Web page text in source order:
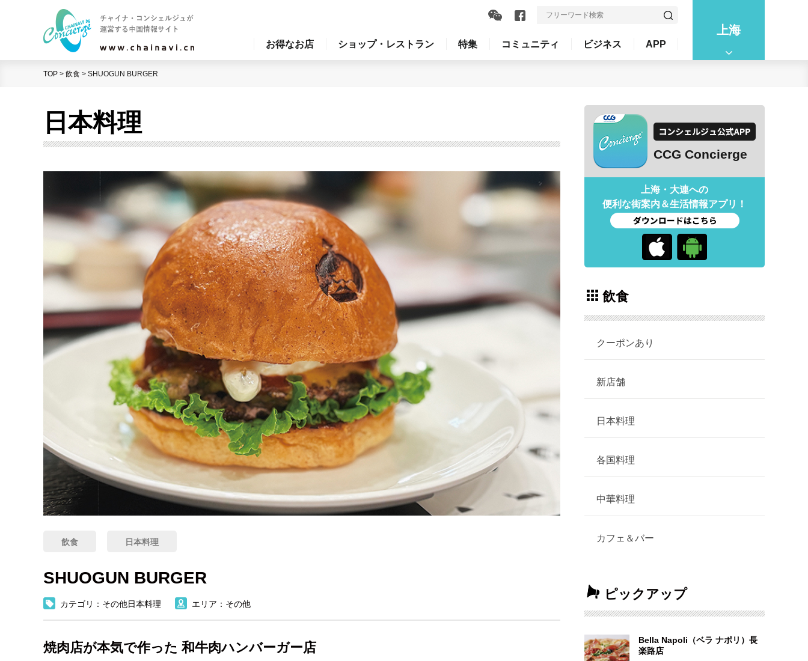
上海
お得なお店 ショップ・レストラン 特集 コミュニティ ビジネス APP
TOP > 飲食 > SHUOGUN BURGER
日本料理
飲食 日本料理
SHUOGUN BURGER
カテゴリ：その他日本料理 エリア：その他
焼肉店が本気で作った 和牛肉ハンバーガー店
CCG Concierge
上海・大連への
便利な街案内＆生活情報アプリ！
飲食
クーポンあり
新店舗
日本料理
各国料理
中華料理
カフェ＆バー
ピックアップ
Bella Napoli（ベラ ナポリ）長
楽路店